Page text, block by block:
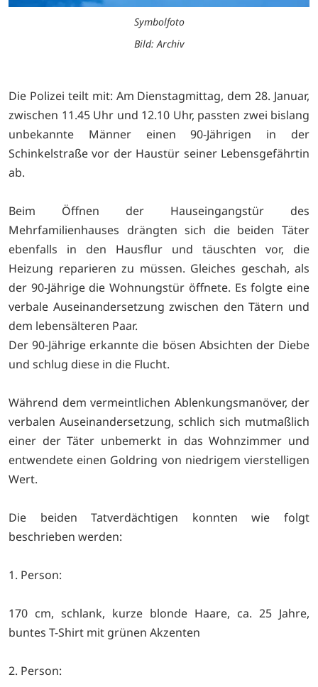
Symbolfoto
Bild: Archiv
Die Polizei teilt mit: Am Dienstagmittag, dem 28. Januar,
zwischen 11.45 Uhr und 12.10 Uhr, passten zwei bislang
unbekannte Männer einen 90-Jährigen in der
Schinkelstraße vor der Haustür seiner Lebensgefährtin
ab.
Beim Öffnen der Hauseingangstür des
Mehrfamilienhauses drängten sich die beiden Täter
ebenfalls in den Hausflur und täuschten vor, die
Heizung reparieren zu müssen. Gleiches geschah, als
der 90-Jährige die Wohnungstür öffnete. Es folgte eine
verbale Auseinandersetzung zwischen den Tätern und
dem lebensälteren Paar.
Der 90-Jährige erkannte die bösen Absichten der Diebe
und schlug diese in die Flucht.
Während dem vermeintlichen Ablenkungsmanöver, der
verbalen Auseinandersetzung, schlich sich mutmaßlich
einer der Täter unbemerkt in das Wohnzimmer und
entwendete einen Goldring von niedrigem vierstelligen
Wert.
Die beiden Tatverdächtigen konnten wie folgt
beschrieben werden:
1. Person:
170 cm, schlank, kurze blonde Haare, ca. 25 Jahre,
buntes T-Shirt mit grünen Akzenten
2. Person: